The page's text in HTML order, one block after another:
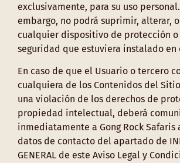
exclusivamente, para su uso
embargo, no podrá suprimir, alterar,
cualquier dispositivo de protección o
seguridad que estuviera instalado en
En caso de que el Usuario o tercero
cualquiera de los Contenidos del
una violación de los derechos de
propiedad intelectual, deberá
inmediatamente a Gong Rock Safaris
datos de contacto del apartado de
GENERAL de este Aviso Legal y